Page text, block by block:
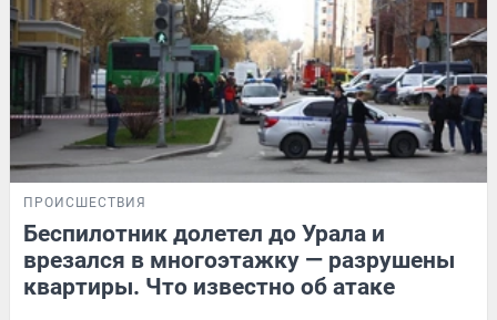
ПРОИСШЕСТВИЯ
Беспилотник долетел до Урала и
врезался в многоэтажку — разрушены
квартиры. Что известно об атаке